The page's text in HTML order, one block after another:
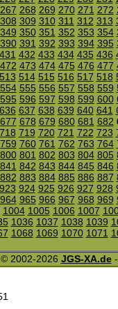
267 268 269 270 271 272
308 309 310 311 312 313
349 350 351 352 353 354
390 391 392 393 394 395
431 432 433 434 435 436
472 473 474 475 476 477
513 514 515 516 517 518
554 555 556 557 558 559
595 596 597 598 599 600
636 637 638 639 640 641
677 678 679 680 681 682
718 719 720 721 722 723
759 760 761 762 763 764
800 801 802 803 804 805
841 842 843 844 845 846
882 883 884 885 886 887
923 924 925 926 927 928
964 965 966 967 968 969
1004 1005 1006 1007
1036 1037 1038 1039
1068 1069 1070 1071
2002-2026 JGS-XA.de-